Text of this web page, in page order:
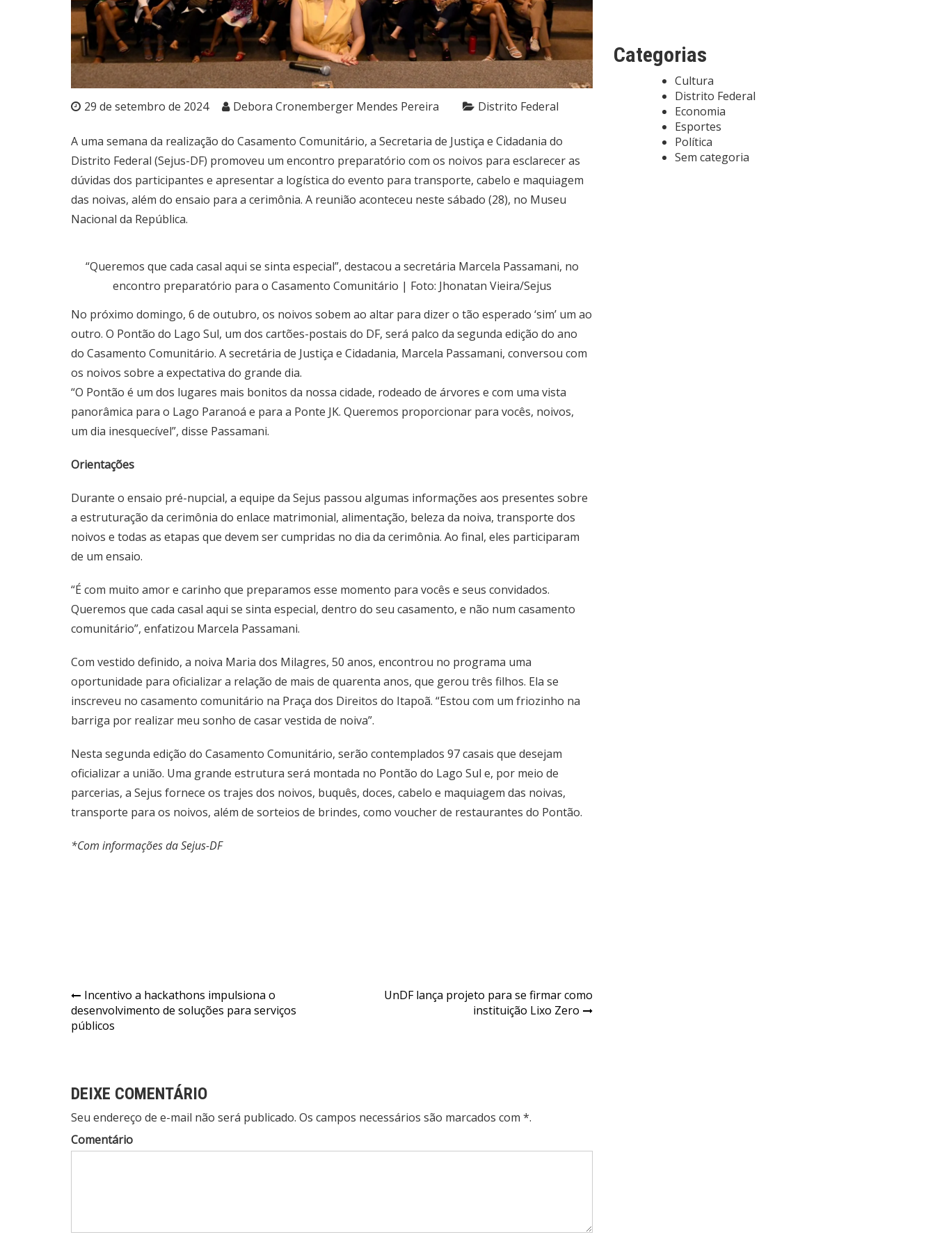
29 de setembro de 2024 Debora Cronemberger Mendes Pereira Distrito Federal
A uma semana da realização do Casamento Comunitário, a Secretaria de Justiça e Cidadania do
Distrito Federal (Sejus-DF) promoveu um encontro preparatório com os noivos para esclarecer as
dúvidas dos participantes e apresentar a logística do evento para transporte, cabelo e maquiagem
das noivas, além do ensaio para a cerimônia. A reunião aconteceu neste sábado (28), no Museu
Nacional da República.
“Queremos que cada casal aqui se sinta especial”, destacou a secretária Marcela Passamani, no
encontro preparatório para o Casamento Comunitário | Foto: Jhonatan Vieira/Sejus
No próximo domingo, 6 de outubro, os noivos sobem ao altar para dizer o tão esperado ‘sim’ um ao
outro. O Pontão do Lago Sul, um dos cartões-postais do DF, será palco da segunda edição do ano
do Casamento Comunitário. A secretária de Justiça e Cidadania, Marcela Passamani, conversou com
os noivos sobre a expectativa do grande dia.
“O Pontão é um dos lugares mais bonitos da nossa cidade, rodeado de árvores e com uma vista
panorâmica para o Lago Paranoá e para a Ponte JK. Queremos proporcionar para vocês, noivos,
um dia inesquecível”, disse Passamani.
Orientações
Durante o ensaio pré-nupcial, a equipe da Sejus passou algumas informações aos presentes sobre
a estruturação da cerimônia do enlace matrimonial, alimentação, beleza da noiva, transporte dos
noivos e todas as etapas que devem ser cumpridas no dia da cerimônia. Ao final, eles participaram
de um ensaio.
“É com muito amor e carinho que preparamos esse momento para vocês e seus convidados.
Queremos que cada casal aqui se sinta especial, dentro do seu casamento, e não num casamento
comunitário”, enfatizou Marcela Passamani.
Com vestido definido, a noiva Maria dos Milagres, 50 anos, encontrou no programa uma
oportunidade para oficializar a relação de mais de quarenta anos, que gerou três filhos. Ela se
inscreveu no casamento comunitário na Praça dos Direitos do Itapoã. “Estou com um friozinho na
barriga por realizar meu sonho de casar vestida de noiva”.
Nesta segunda edição do Casamento Comunitário, serão contemplados 97 casais que desejam
oficializar a união. Uma grande estrutura será montada no Pontão do Lago Sul e, por meio de
parcerias, a Sejus fornece os trajes dos noivos, buquês, doces, cabelo e maquiagem das noivas,
transporte para os noivos, além de sorteios de brindes, como voucher de restaurantes do Pontão.
*Com informações da Sejus-DF
Navegação
de
Incentivo a hackathons impulsiona o
desenvolvimento de soluções para serviços
públicos
UnDF lança projeto para se firmar como
instituição Lixo Zero
DEIXE COMENTÁRIO
Seu endereço de e-mail não será publicado. Os campos necessários são marcados com *.
Comentário
Categorias
Cultura
Distrito Federal
Economia
Esportes
Política
Sem categoria